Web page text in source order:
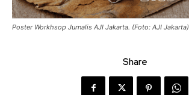
Poster Workhsop Jurnalis AJI Jakarta. (Foto: AJI Jakarta)
Share